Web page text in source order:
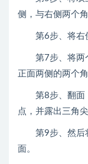
侧，与右侧两个角
第6步、将右侧
第7步、将两个
正面两侧的两个
第8步、翻面，
点，并露出三角尖
第9步、然后将
面。